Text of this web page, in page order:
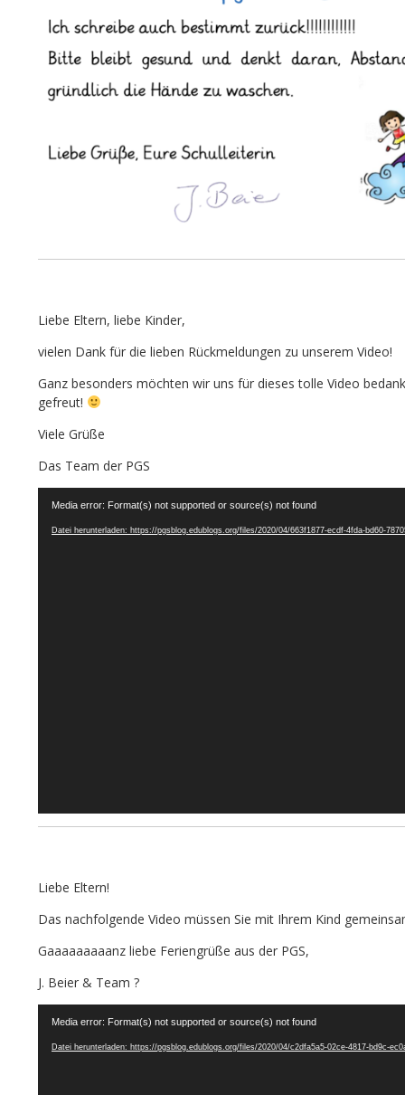
Liebe Eltern, liebe Kinder,
vielen Dank für die lieben Rückmeldungen zu unserem Video!
Ganz besonders möchten wir uns für dieses tolle Video
gefreut!
Viele Grüße
Das Team der PGS
Media error: Format(s) not supported or source(s) not found
Datei herunterladen: https://pgsblog.edublogs.org/files/2020/04/663f1877-ecdf-4fda-bd60-
Liebe Eltern!
Das nachfolgende Video müssen Sie mit Ihrem Kind
Gaaaaaaaaanz liebe Feriengrüße aus der PGS,
J. Beier & Team ?
Media error: Format(s) not supported or source(s) not found
Datei herunterladen: https://pgsblog.edublogs.org/files/2020/04/c2dfa5a5-02ce-4817-bd9c-